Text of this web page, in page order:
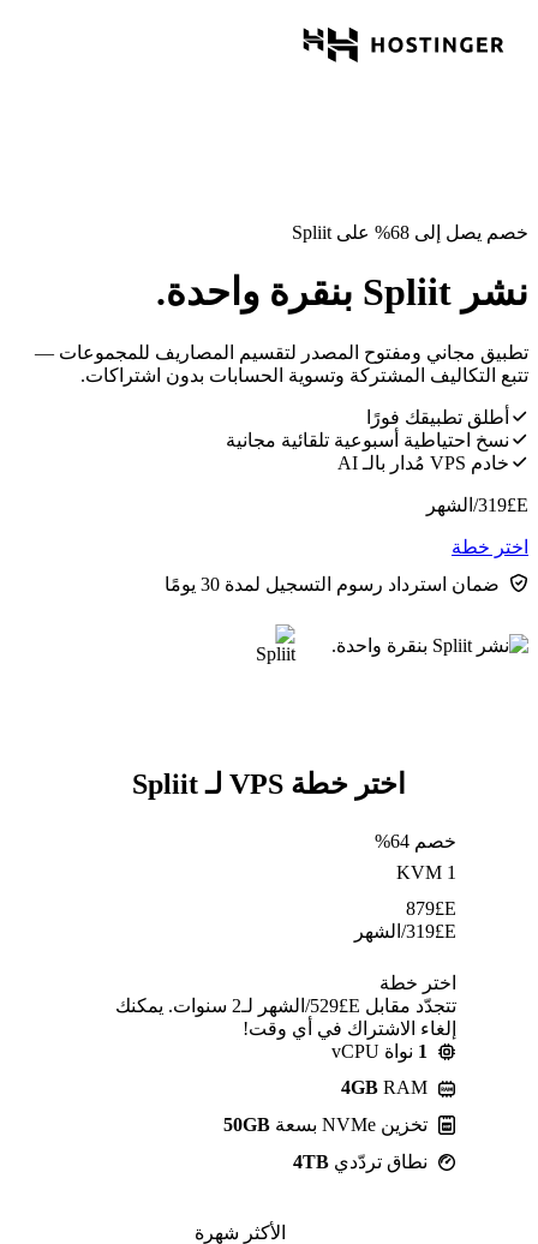
خصم يصل إلى 68% على Spliit
نشر Spliit بنقرة واحدة.
تطبيق مجاني ومفتوح المصدر لتقسيم المصاريف للمجموعات —
تتبع التكاليف المشتركة وتسوية الحسابات بدون اشتراكات.
أطلق تطبيقك فورًا
نسخ احتياطية أسبوعية تلقائية مجانية
خادم VPS مُدار بالـ AI
E£
319/الشهر
اختر خطة
ضمان استرداد رسوم التسجيل لمدة 30 يومًا
اختر خطة VPS لـ Spliit
خصم 64%
KVM 1
E£
879
E£
319/الشهر
اختر خطة
تتجدّد مقابل E£⁦529⁩/الشهر لـ2 سنوات. يمكنك
إلغاء الاشتراك في أي وقت!
1 نواة vCPU
4GB RAM
تخزين NVMe بسعة
50GB
نطاق تردّدي 4TB
الأكثر شهرة